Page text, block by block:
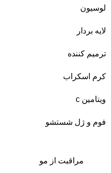
لوسیون
لایه بردار
ترمیم کننده
کرم اسکراب
ویتامین c
فوم و ژل شستشو
مراقبت از مو